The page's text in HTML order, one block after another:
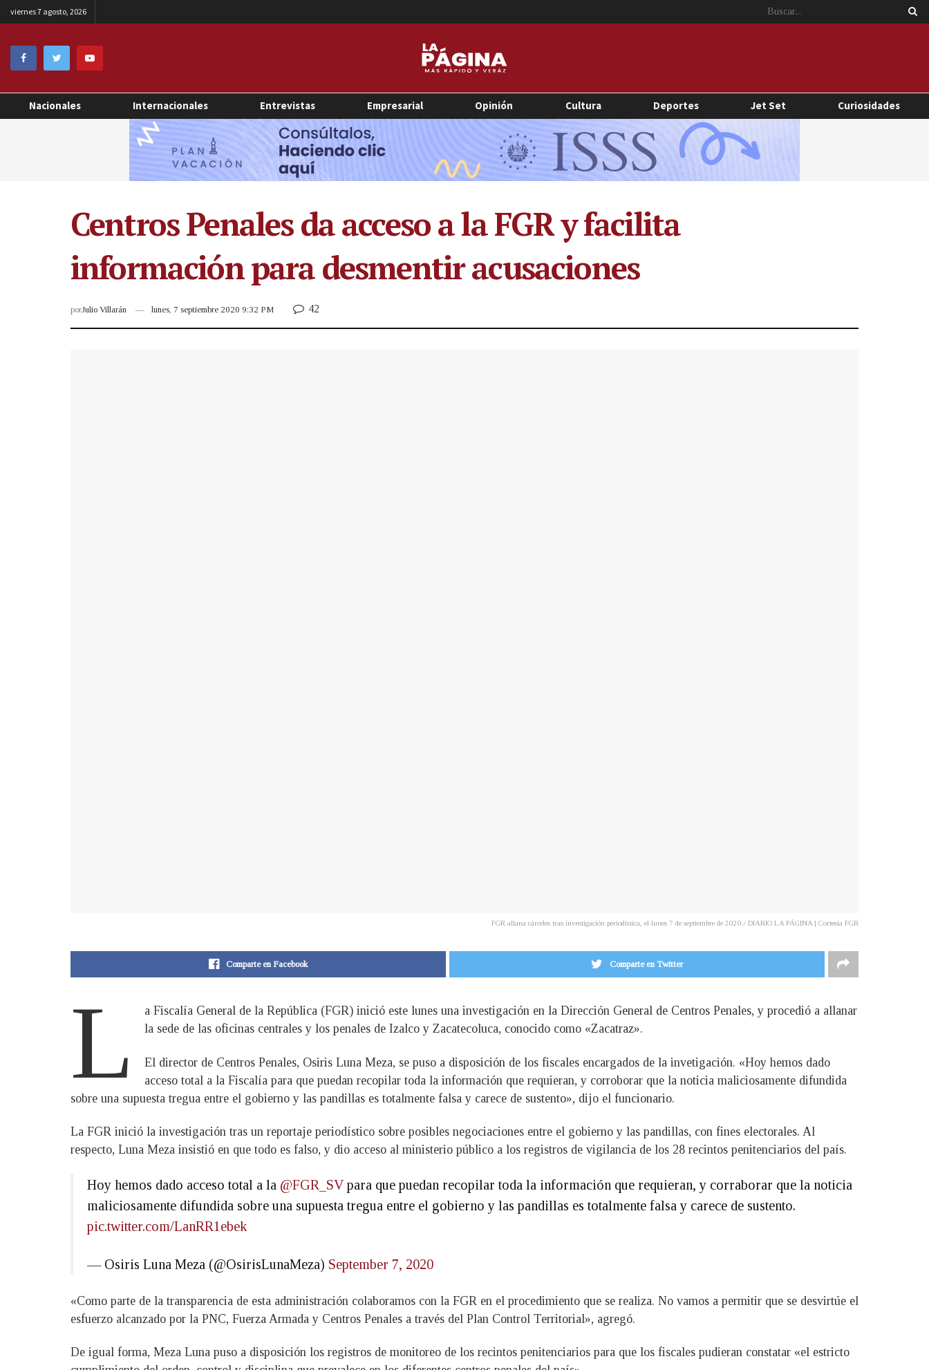
viernes 7 agosto, 2026
Nacionales Internacionales Entrevistas Empresarial Opinión Cultura Deportes Jet Set Curiosidades
Centros Penales da acceso a la FGR y facilita
información para desmentir acusaciones
porJulio Villarán lunes, 7 septiembre 2020 9:32 PM 42
FGR allana cárceles tras investigación periodística, el lunes 7 de septiembre de 2020./ DIARIO LA PÁGINA | Cortesía FGR
Comparte en Facebook Comparte en Twitter
L
a Fiscalía General de la República (FGR) inició este lunes una investigación en la Dirección General de Centros Penales, y procedió a allanar
la sede de las oficinas centrales y los penales de Izalco y Zacatecoluca, conocido como «Zacatraz».
El director de Centros Penales, Osiris Luna Meza, se puso a disposición de los fiscales encargados de la invetigación. «Hoy hemos dado
acceso total a la Fiscalía para que puedan recopilar toda la información que requieran, y corroborar que la noticia maliciosamente difundida
sobre una supuesta tregua entre el gobierno y las pandillas es totalmente falsa y carece de sustento», dijo el funcionario.
La FGR inició la investigación tras un reportaje periodístico sobre posibles negociaciones entre el gobierno y las pandillas, con fines electorales. Al
respecto, Luna Meza insistió en que todo es falso, y dio acceso al ministerio público a los registros de vigilancia de los 28 recintos penitenciarios del país.
Hoy hemos dado acceso total a la @FGR_SVpara que puedan recopilar toda la información que requieran, y corraborar que la noticia
maliciosamente difundida sobre una supuesta tregua entre el gobierno y las pandillas es totalmente falsa y carece de sustento.
pic.twitter.com/LanRR1ebek
— Osiris Luna Meza (@OsirisLunaMeza) September 7, 2020
«Como parte de la transparencia de esta administración colaboramos con la FGR en el procedimiento que se realiza. No vamos a permitir que se desvirtúe el
esfuerzo alcanzado por la PNC, Fuerza Armada y Centros Penales a través del Plan Control Territorial», agregó.
De igual forma, Meza Luna puso a disposición los registros de monitoreo de los recintos penitenciarios para que los fiscales pudieran constatar «el estricto